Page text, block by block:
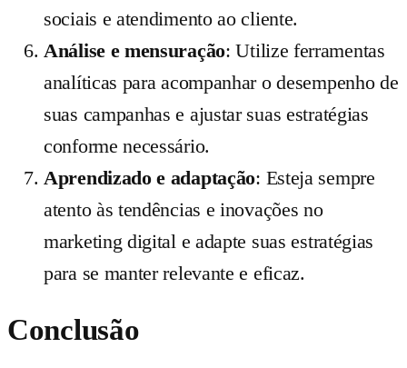
sociais e atendimento ao cliente.
Análise e mensuração: Utilize ferramentas
analíticas para acompanhar o desempenho de
suas campanhas e ajustar suas estratégias
conforme necessário.
Aprendizado e adaptação: Esteja sempre
atento às tendências e inovações no
marketing digital e adapte suas estratégias
para se manter relevante e eficaz.
Conclusão